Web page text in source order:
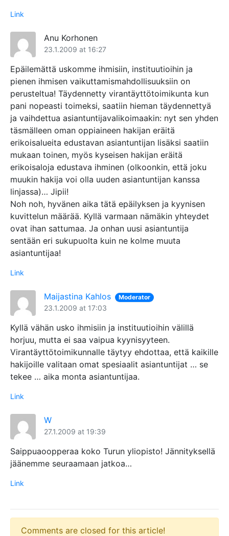
Link
Anu Korhonen
23.1.2009 at 16:27
Epäilemättä uskomme ihmisiin, instituutioihin ja
pienen ihmisen vaikuttamismahdollisuuksiin on
perusteltua! Täydennetty virantäyttötoimikunta kun
pani nopeasti toimeksi, saatiin hieman täydennettyä
ja vaihdettua asiantuntijavalikoimaakin: nyt sen yhden
täsmälleen oman oppiaineen hakijan eräitä
erikoisalueita edustavan asiantuntijan lisäksi saatiin
mukaan toinen, myös kyseisen hakijan eräitä
erikoisaloja edustava ihminen (olkoonkin, että joku
muukin hakija voi olla uuden asiantuntijan kanssa
linjassa)… Jipii!
Noh noh, hyvänen aika tätä epäilyksen ja kyynisen
kuvittelun määrää. Kyllä varmaan nämäkin yhteydet
ovat ihan sattumaa. Ja onhan uusi asiantuntija
sentään eri sukupuolta kuin ne kolme muuta
asiantuntijaa!
Link
Maijastina Kahlos Moderator
23.1.2009 at 17:03
Kyllä vähän usko ihmisiin ja instituutioihin välillä
horjuu, mutta ei saa vaipua kyynisyyteen.
Virantäyttötoimikunnalle täytyy ehdottaa, että kaikille
hakijoille valitaan omat spesiaalit asiantuntijat … se
tekee … aika monta asiantuntijaa.
Link
W
27.1.2009 at 19:39
Saippuaoopperaa koko Turun yliopisto! Jännityksellä
jäänemme seuraamaan jatkoa…
Link
Comments are closed for this article!